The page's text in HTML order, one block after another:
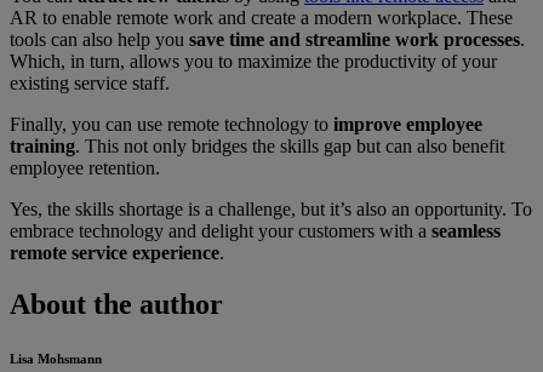
AR to enable remote work and create a modern workplace. These
tools can also help you save time and streamline work processes.
Which, in turn, allows you to maximize the productivity of your
existing service staff.
Finally, you can use remote technology to improve employee
training. This not only bridges the skills gap but can also benefit
employee retention.
Yes, the skills shortage is a challenge, but it’s also an opportunity. To
embrace technology and delight your customers with a seamless
remote service experience.
About the author
Lisa Mohsmann